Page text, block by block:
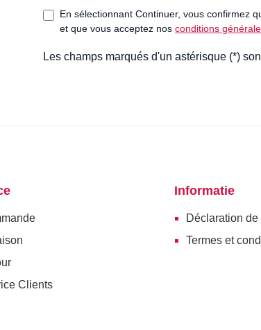
En sélectionnant Continuer, vous confirmez
et que vous acceptez nosconditions
Les champs marqués d'un astérisque (*)
Clients
Informatie
Déclaration
Termes et